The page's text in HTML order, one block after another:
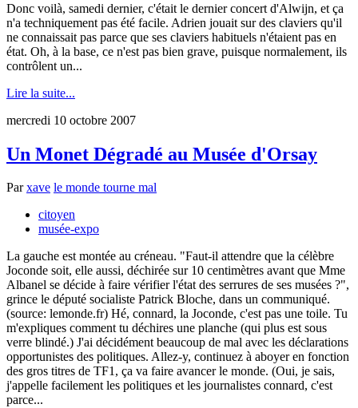
Donc voilà, samedi dernier, c'était le dernier concert d'Alwijn, et ça
n'a techniquement pas été facile. Adrien jouait sur des claviers qu'il
ne connaissait pas parce que ses claviers habituels n'étaient pas en
état. Oh, à la base, ce n'est pas bien grave, puisque normalement, ils
contrôlent un...
Lire la suite...
mercredi 10 octobre 2007
Un Monet Dégradé au Musée d'Orsay
Parxave le monde tourne mal
citoyen
musée-expo
La gauche est montée au créneau. "Faut-il attendre que la célèbre
Joconde soit, elle aussi, déchirée sur 10 centimètres avant que Mme
Albanel se décide à faire vérifier l'état des serrures de ses musées ?",
grince le député socialiste Patrick Bloche, dans un communiqué.
(source: lemonde.fr) Hé, connard, la Joconde, c'est pas une toile. Tu
m'expliques comment tu déchires une planche (qui plus est sous
verre blindé.) J'ai décidément beaucoup de mal avec les déclarations
opportunistes des politiques. Allez-y, continuez à aboyer en fonction
des gros titres de TF1, ça va faire avancer le monde. (Oui, je sais,
j'appelle facilement les politiques et les journalistes connard, c'est
parce...